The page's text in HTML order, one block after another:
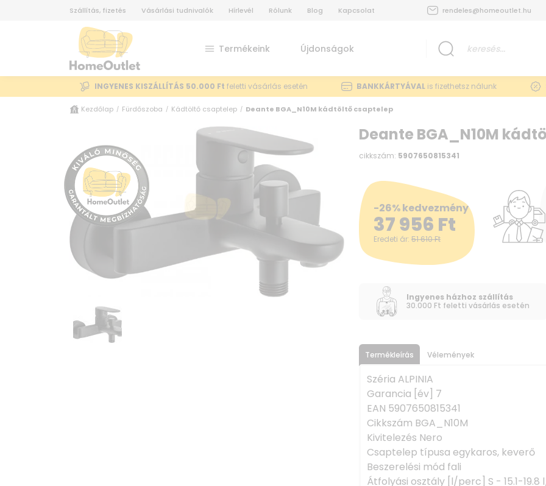
Szállítás, fizetés Vásárlási tudnivalók Hírlevél Rólunk Blog Kapcsolat rendeles@homeoutlet.hu
Termékeink Újdonságok
INGYENES KISZÁLLÍTÁS 50.000 Ft feletti vásárlás esetén BANKKÁRTYÁVAL is fizethetsz nálunk
Kezdőlap / Fürdőszoba / Kádtöltő csaptelep / Deante BGA_N10M kádtöltő csaptelep
Deante BGA_N10M
cikkszám: 5907650815341
-26% kedvezmény
37 956 Ft
Eredeti ár: 51 610Ft
Ingyenes házhoz szállítás
30.000 Ft feletti vásárlás esetén
Termékleírás Vélemények
Széria ALPINIA
Garancia [év] 7
EAN 5907650815341
Cikkszám BGA_N10M
Kivitelezés Nero
Csaptelep típusa egykaros, keverő
Beszerelési mód fali
Átfolyási osztály [l/perc] S - 15.1-19.8